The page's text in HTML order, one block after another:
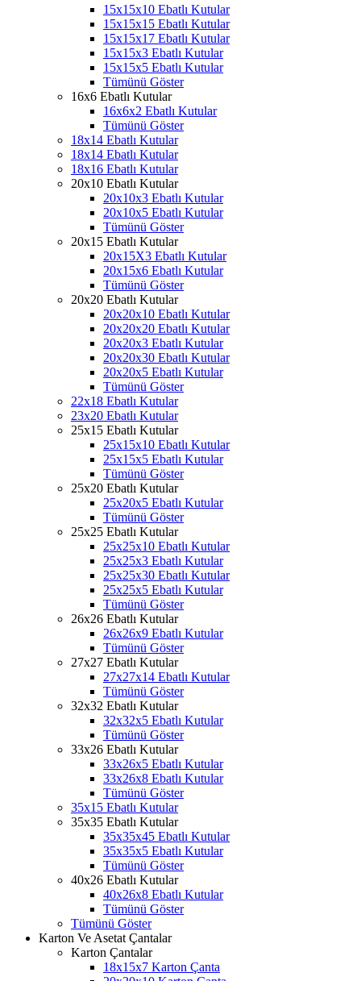
15x15x10 Ebatlı Kutular
15x15x15 Ebatlı Kutular
15x15x17 Ebatlı Kutular
15x15x3 Ebatlı Kutular
15x15x5 Ebatlı Kutular
Tümünü Göster
16x6 Ebatlı Kutular
16x6x2 Ebatlı Kutular
Tümünü Göster
18x14 Ebatlı Kutular
18x14 Ebatlı Kutular
18x16 Ebatlı Kutular
20x10 Ebatlı Kutular
20x10x3 Ebatlı Kutular
20x10x5 Ebatlı Kutular
Tümünü Göster
20x15 Ebatlı Kutular
20x15X3 Ebatlı Kutular
20x15x6 Ebatlı Kutular
Tümünü Göster
20x20 Ebatlı Kutular
20x20x10 Ebatlı Kutular
20x20x20 Ebatlı Kutular
20x20x3 Ebatlı Kutular
20x20x30 Ebatlı Kutular
20x20x5 Ebatlı Kutular
Tümünü Göster
22x18 Ebatlı Kutular
23x20 Ebatlı Kutular
25x15 Ebatlı Kutular
25x15x10 Ebatlı Kutular
25x15x5 Ebatlı Kutular
Tümünü Göster
25x20 Ebatlı Kutular
25x20x5 Ebatlı Kutular
Tümünü Göster
25x25 Ebatlı Kutular
25x25x10 Ebatlı Kutular
25x25x3 Ebatlı Kutular
25x25x30 Ebatlı Kutular
25x25x5 Ebatlı Kutular
Tümünü Göster
26x26 Ebatlı Kutular
26x26x9 Ebatlı Kutular
Tümünü Göster
27x27 Ebatlı Kutular
27x27x14 Ebatlı Kutular
Tümünü Göster
32x32 Ebatlı Kutular
32x32x5 Ebatlı Kutular
Tümünü Göster
33x26 Ebatlı Kutular
33x26x5 Ebatlı Kutular
33x26x8 Ebatlı Kutular
Tümünü Göster
35x15 Ebatlı Kutular
35x35 Ebatlı Kutular
35x35x45 Ebatlı Kutular
35x35x5 Ebatlı Kutular
Tümünü Göster
40x26 Ebatlı Kutular
40x26x8 Ebatlı Kutular
Tümünü Göster
Tümünü Göster
Karton Ve Asetat Çantalar
Karton Çantalar
18x15x7 Karton Çanta